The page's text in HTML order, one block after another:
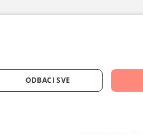
ODBACI SVE